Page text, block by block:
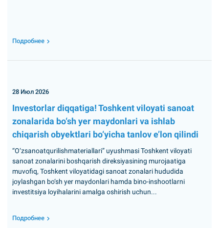
Подробнее
28 Июл 2026
Investorlar diqqatiga! Toshkent viloyati sanoat
zonalarida bo‘sh yer maydonlari va ishlab
chiqarish obyektlari bo‘yicha tanlov e’lon qilindi
“O‘zsanoatqurilishmateriallari” uyushmasi Toshkent viloyati
sanoat zonalarini boshqarish direksiyasining murojaatiga
muvofiq, Toshkent viloyatidagi sanoat zonalari hududida
joylashgan bo‘sh yer maydonlari hamda bino-inshootlarni
investitsiya loyihalarini amalga oshirish uchun...
Подробнее